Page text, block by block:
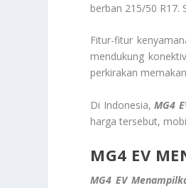
berban 215/50 R17.
Fitur-fitur
mendukung
perkirakan
Di Indonesia,MG4
harga tersebut,
MG4 EV
MG4 EV